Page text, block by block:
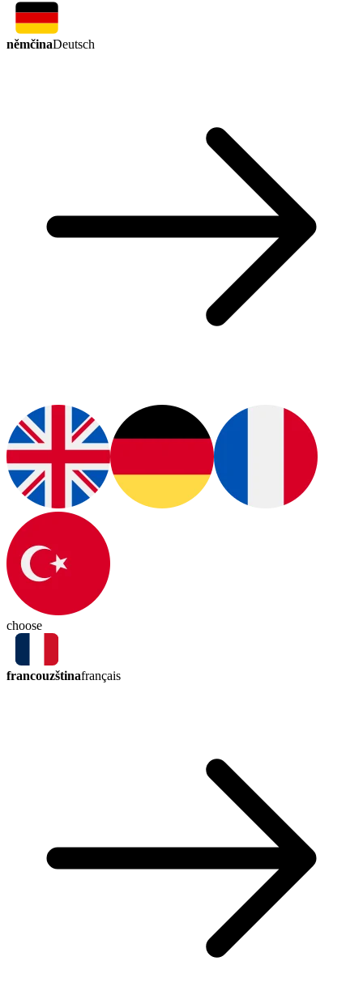
němčinaDeutsch
choose
francouzštinafrançais